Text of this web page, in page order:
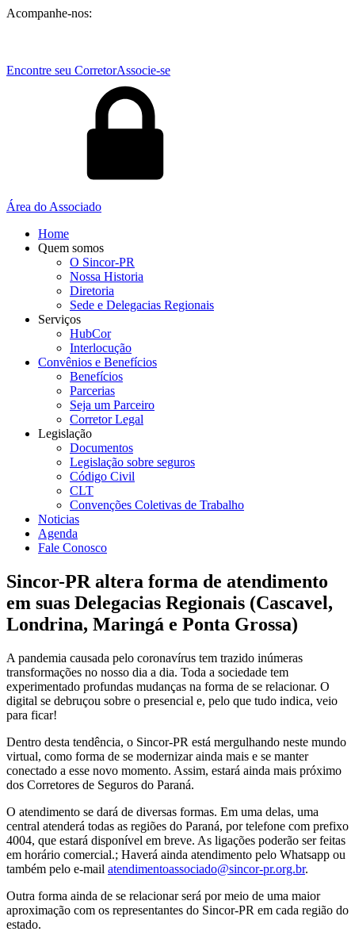
Acompanhe-nos:
Encontre seu CorretorAssocie-se
Área do Associado
Home
Quem somos
O Sincor-PR
Nossa Historia
Diretoria
Sede e Delegacias Regionais
Serviços
HubCor
Interlocução
Convênios e Benefícios
Benefícios
Parcerias
Seja um Parceiro
Corretor Legal
Legislação
Documentos
Legislação sobre seguros
Código Civil
CLT
Convenções Coletivas de Trabalho
Noticias
Agenda
Fale Conosco
Sincor-PR altera forma de atendimento
em suas Delegacias Regionais (Cascavel,
Londrina, Maringá e Ponta Grossa)
A pandemia causada pelo coronavírus tem trazido inúmeras
transformações no nosso dia a dia. Toda a sociedade tem
experimentado profundas mudanças na forma de se relacionar. O
digital se debruçou sobre o presencial e, pelo que tudo indica, veio
para ficar!
Dentro desta tendência, o Sincor-PR está mergulhando neste mundo
virtual, como forma de se modernizar ainda mais e se manter
conectado a esse novo momento. Assim, estará ainda mais próximo
dos Corretores de Seguros do Paraná.
O atendimento se dará de diversas formas. Em uma delas, uma
central atenderá todas as regiões do Paraná, por telefone com prefixo
4004, que estará disponível em breve. As ligações poderão ser feitas
em horário comercial.; Haverá ainda atendimento pelo Whatsapp ou
também pelo e-mail atendimentoassociado@sincor-pr.org.br.
Outra forma ainda de se relacionar será por meio de uma maior
aproximação com os representantes do Sincor-PR em cada região do
estado.